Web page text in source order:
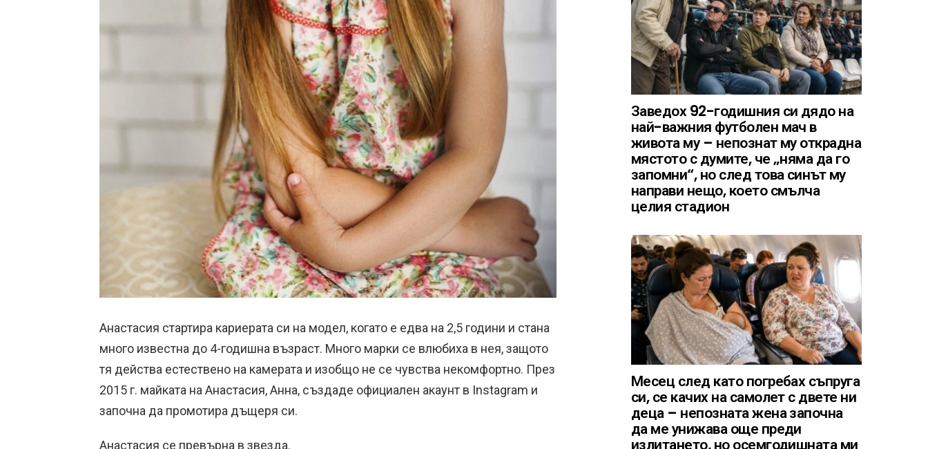
Анастасия стартира кариерата си на модел, когато е едва на 2,5 години и стана
много известна до 4-годишна възраст. Много марки се влюбиха в нея, защото
тя действа естествено на камерата и изобщо не се чувства некомфортно. През
2015 г. майката на Анастасия, Анна, създаде официален акаунт в Instagram и
започна да промотира дъщеря си.
Анастасия се превърна в звезда.
Заведох 92-годишния си дядо на
най-важния футболен мач в
живота му – непознат му открадна
мястото с думите, че „няма да го
запомни“, но след това синът му
направи нещо, което смълча
целия стадион
Месец след като погребах съпруга
си, се качих на самолет с двете ни
деца – непозната жена започна
да ме унижава още преди
излитането, но осемгодишната ми